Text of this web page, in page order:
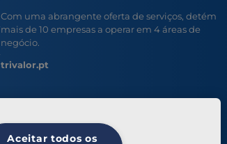
Com uma abrangente oferta de serviços, detém
mais de 10 empresas a operar em 4 áreas de
negócio.
trivalor.pt
Aceitar todos os